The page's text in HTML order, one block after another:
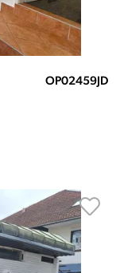
OP02459JD